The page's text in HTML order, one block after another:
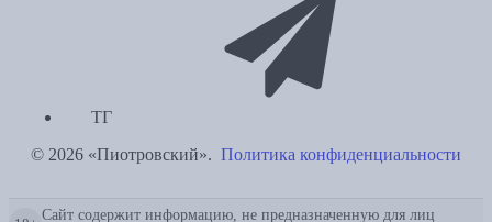
ТГ
© 2026 «Пиотровский». Политика конфиденциальности
Сайт содержит информацию, не предназначенную для лиц